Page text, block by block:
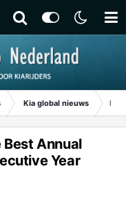
Kia global nieuws Kia
Annual
Year